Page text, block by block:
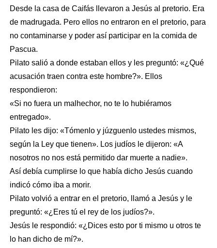
Desde la casa de Caifás llevaron a Jesús al pretorio. Era
de madrugada. Pero ellos no entraron en el pretorio, para
no contaminarse y poder así participar en la comida de
Pascua.
Pilato salió a donde estaban ellos y les preguntó: «¿Qué
acusación traen contra este hombre?». Ellos
respondieron:
«Si no fuera un malhechor, no te lo hubiéramos
entregado».
Pilato les dijo: «Tómenlo y júzguenlo ustedes mismos,
según la Ley que tienen». Los judíos le dijeron: «A
nosotros no nos está permitido dar muerte a nadie».
Así debía cumplirse lo que había dicho Jesús cuando
indicó cómo iba a morir.
Pilato volvió a entrar en el pretorio, llamó a Jesús y le
preguntó: «¿Eres tú el rey de los judíos?».
Jesús le respondió: «¿Dices esto por ti mismo u otros te
lo han dicho de mí?».